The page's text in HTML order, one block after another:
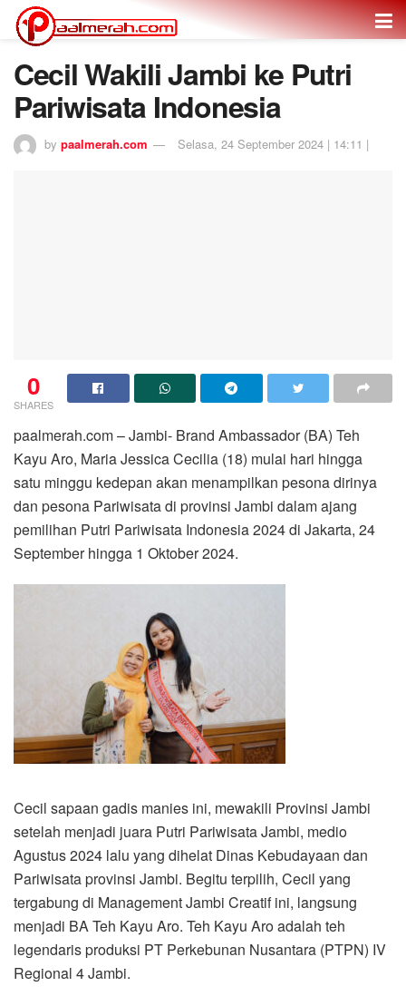
Cecil Wakili Jambi ke Putri
Pariwisata Indonesia
by paalmerah.com Selasa, 24 September 2024 | 14:11 |
0
SHARES
paalmerah.com – Jambi- Brand Ambassador (BA) Teh
Kayu Aro, Maria Jessica Cecilia (18) mulai hari hingga
satu minggu kedepan akan menampilkan pesona dirinya
dan pesona Pariwisata di provinsi Jambi dalam ajang
pemilihan Putri Pariwisata Indonesia 2024 di Jakarta, 24
September hingga 1 Oktober 2024.
Cecil sapaan gadis manies ini, mewakili Provinsi Jambi
setelah menjadi juara Putri Pariwisata Jambi, medio
Agustus 2024 lalu yang dihelat Dinas Kebudayaan dan
Pariwisata provinsi Jambi. Begitu terpilih, Cecil yang
tergabung di Management Jambi Creatif ini, langsung
menjadi BA Teh Kayu Aro. Teh Kayu Aro adalah teh
legendaris produksi PT Perkebunan Nusantara (PTPN) IV
Regional 4 Jambi.